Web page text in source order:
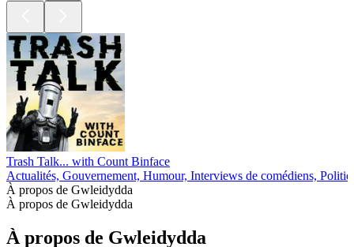
Trash Talk... with Count Binface
Actualités, Gouvernement, Humour, Interviews de comédiens,
À propos de Gwleidydda
À propos de Gwleidydda
À propos de Gwleidydda